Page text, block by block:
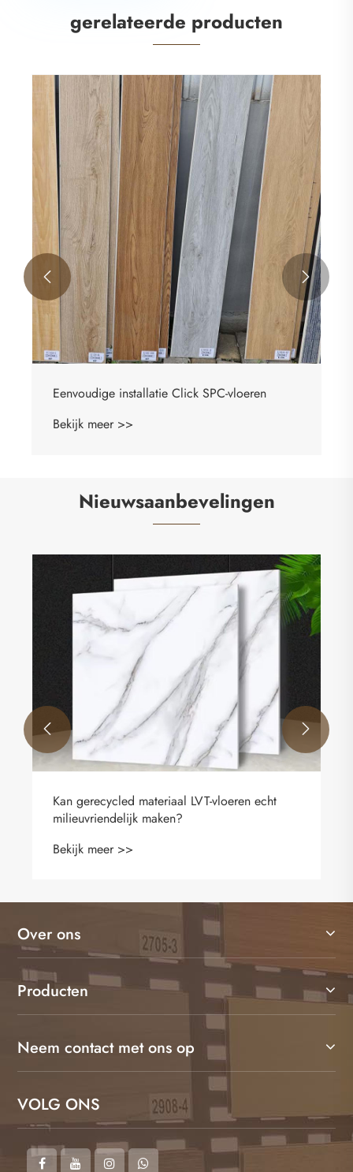
gerelateerde producten
Eenvoudige installatie Click SPC-vloeren
Bekijk meer >>
 
Nieuwsaanbevelingen
Kan gerecycled materiaal LVT-vloeren echt
milieuvriendelijk maken?
Bekijk meer >>
 
Over ons
Producten
Neem contact met ons op
VOLG ONS